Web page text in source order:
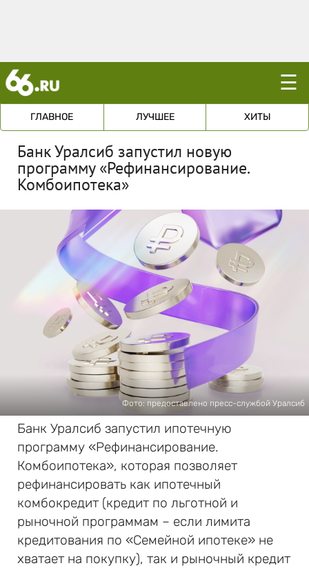
☰
ГЛАВНОЕ ЛУЧШЕЕ ХИТЫ
Банк Уралсиб запустил новую
программу «Рефинансирование.
Комбоипотека»
Фото: предоставлено пресс-службой Уралсиб
Банк Уралсиб запустил ипотечную
программу «Рефинансирование.
Комбоипотека», которая позволяет
рефинансировать как ипотечный
комбокредит (кредит по льготной и
рыночной программам – если лимита
кредитования по «Семейной ипотеке» не
хватает на покупку), так и рыночный кредит